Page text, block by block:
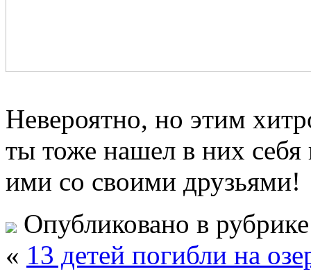
Невероятно, но этим
ты тоже нашел в них себя
ими со своими друзьями!
Опубликовано в
« 13 детей погибли на